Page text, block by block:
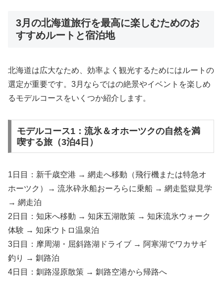
3月の北海道旅行を最高に楽しむためのお
すすめルートと宿泊地
北海道は広大なため、効率よく観光するためにはルートの
選定が重要です。3月ならではの絶景やイベントを楽しめ
るモデルコースをいくつか紹介します。
モデルコース1：流氷＆オホーツクの自然を満
喫する旅（3泊4日）
1日目：新千歳空港 → 網走へ移動（飛行機または特急オ
ホーツク）→ 流氷砕氷船おーろらに乗船 → 網走監獄見学
→ 網走泊
2日目：知床へ移動 → 知床五湖散策 → 知床流氷ウォーク
体験 → 知床ウトロ温泉泊
3日目：摩周湖・屈斜路湖ドライブ → 阿寒湖でワカサギ
釣り → 釧路泊
4日目：釧路湿原散策 → 釧路空港から帰路へ